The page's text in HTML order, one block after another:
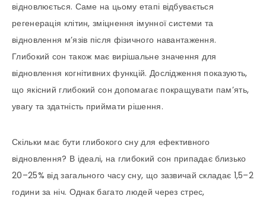
відновлюється. Саме на цьому етапі відбувається
регенерація клітин, зміцнення імунної системи та
відновлення м’язів після фізичного навантаження.
Глибокий сон також має вирішальне значення для
відновлення когнітивних функцій. Дослідження показують,
що якісний глибокий сон допомагає покращувати пам’ять,
увагу та здатність приймати рішення.
Скільки має бути глибокого сну для ефективного
відновлення? В ідеалі, на глибокий сон припадає близько
20–25% від загального часу сну, що зазвичай складає 1,5–2
години за ніч. Однак багато людей через стрес,